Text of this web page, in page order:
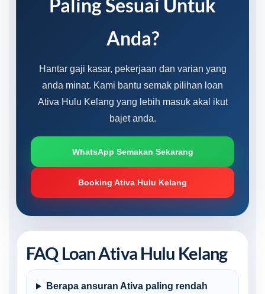
Paling Sesuai Untuk
Anda?
Hantar gaji kasar, pekerjaan dan varian yang
anda minat. Kami bantu semak pilihan loan
Ativa Hulu Kelang yang lebih masuk akal ikut
bajet anda.
WhatsApp Semakan Sekarang
Booking Ativa Hulu Kelang
FAQ Loan Ativa Hulu Kelang
Berapa ansuran Ativa paling rendah